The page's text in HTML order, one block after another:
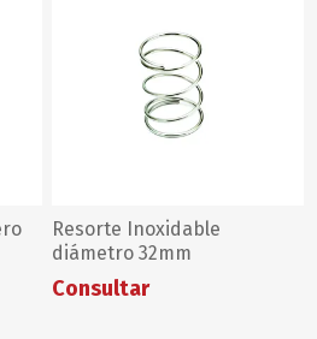
Resorte Inoxidable
diámetro 32mm
Consultar